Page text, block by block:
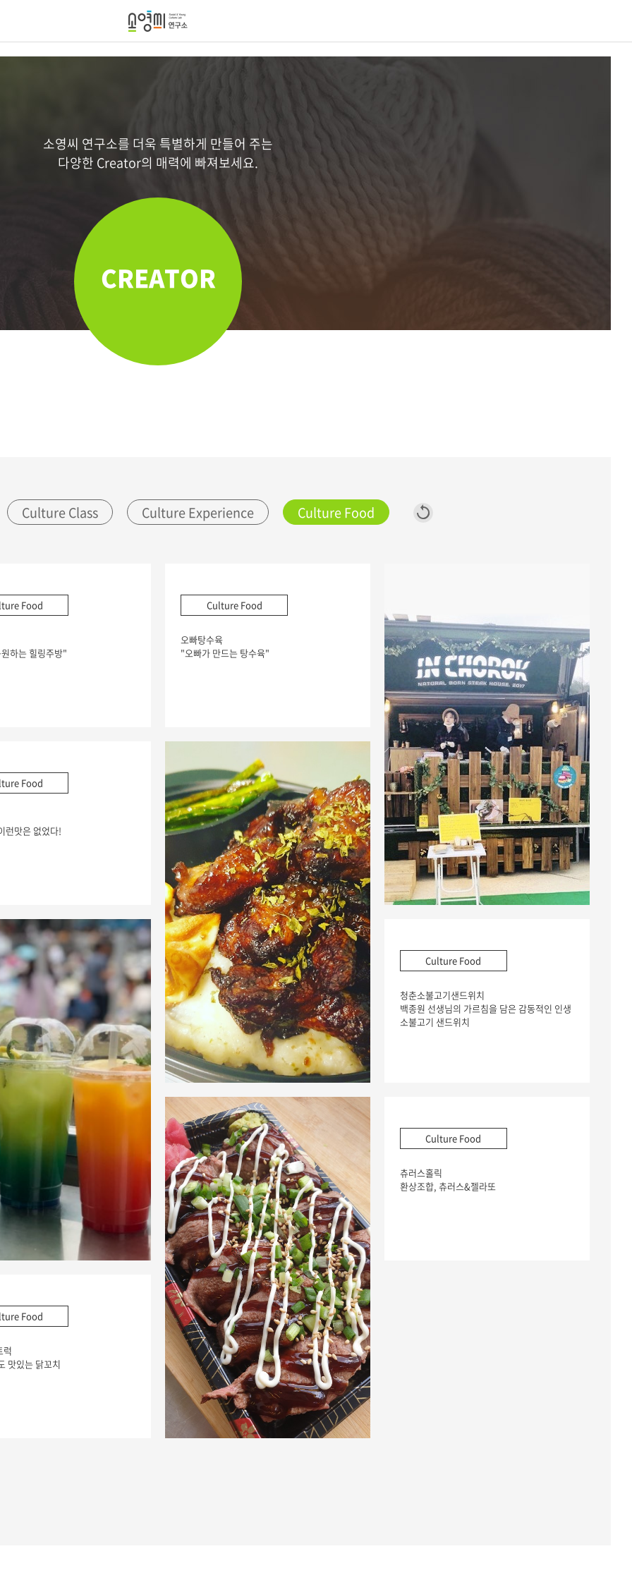
소영씨 연구소를 더욱 특별하게 만들어 주는
다양한 Creator의 매력에 빠져보세요.
CREATOR
Food
하는 힐링주방"
Culture Food
오빠탕수육
"오빠가 만드는 탕수육"
Food
런맛은 없었다!
Culture Food
청춘소불고기샌드위치
백종원 선생님의 가르침을 담은 감동적인 인생
소불고기 샌드위치
Culture Food
츄러스홀릭
환상조합, 츄러스&젤라또
Food
럭
맛있는 닭꼬치